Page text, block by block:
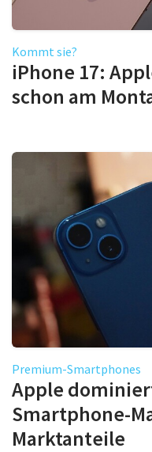
Kommt sie?
iPhone 17:
schon am
Premium-Smartphones
Apple
Smartphone-
Marktanteile